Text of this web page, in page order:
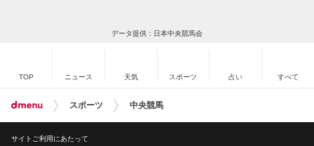
データ提供：日本中央競馬会
TOP ニュース 天気 スポーツ 占い すべて
スポーツ 中央競馬
サイトご利用にあたって